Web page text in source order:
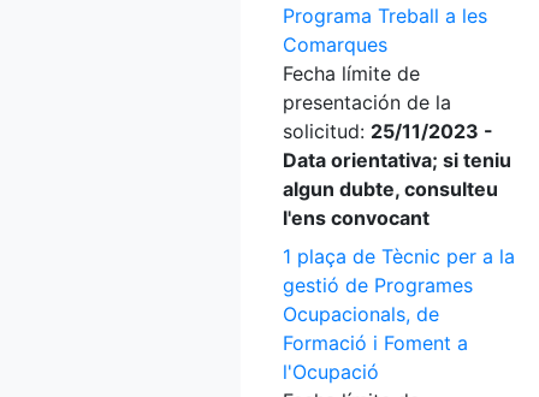
Programa Treball a les
Comarques
Fecha límite de
presentación de la
solicitud: 25/11/2023 -
Data orientativa; si teniu
algun dubte, consulteu
l'ens convocant
1 plaça de Tècnic per a la
gestió de Programes
Ocupacionals, de
Formació i Foment a
l'Ocupació